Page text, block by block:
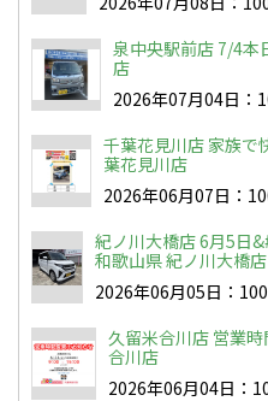
泉中央駅前店 7/4本
店
2026年07月04日：
千葉花見川店 家族で
葉花見川店
2026年06月07日：
紀ノ川大橋店 6月5日
和歌山県 紀ノ川大橋店
2026年06月05日：
久留米合川店 営業
合川店
2026年06月04日：